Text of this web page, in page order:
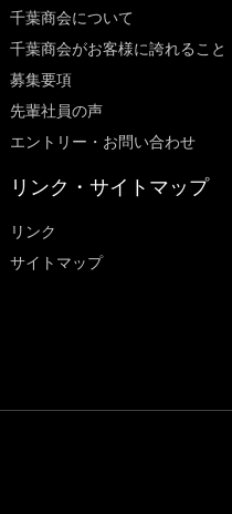
千葉商会について
千葉商会がお客様に誇れること​
募集要項
先輩社員の声
エントリー・お問い合わせ
リンク・サイトマップ
リンク
サイトマップ